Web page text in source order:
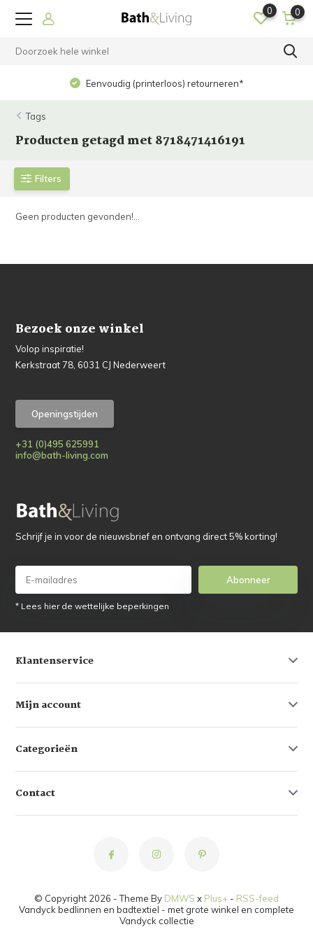
0 0
Eenvoudig (printerloos) retourneren*
Tags
Producten getagd met 8718471416191
Filters
Geen producten gevonden!...
Bezoek onze winkel
Volop inspiratie!
Kerkstraat 78, 6031 CJ Nederweert
Openingstijden
+31 (0)495 625991
info@bath-living.com
Schrijf je in voor de nieuwsbrief en ontvang direct 5% korting!
Abonneer
* Lees hier de wettelijke beperkingen
Klantenservice
Mijn account
Categorieën
Contact
© Copyright 2026 - Theme By DMWS x Plus+ - RSS-feed
Vandyck bedlinnen en badtextiel - met grote winkel en complete
Vandyck collectie